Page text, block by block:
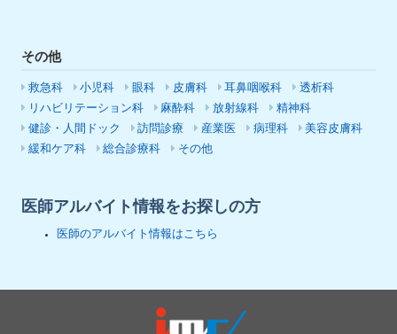
その他
救急科 小児科 眼科 皮膚科 耳鼻咽喉科
透析科
リハビリテーション科
麻酔科 放射線科
精神科
健診・人間ドック
訪問診療 産業医 病理科
美容皮膚科
緩和ケア科
総合診療科 その他
医師アルバイト情報をお探しの方
医師のアルバイト情報はこちら